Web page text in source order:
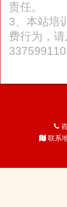
责任。
3、本站培
费行为，
联系